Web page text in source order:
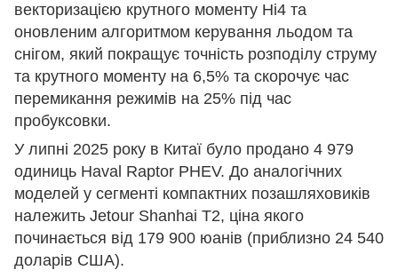
векторизацією крутного моменту Hi4 та
оновленим алгоритмом керування льодом та
снігом, який покращує точність розподілу струму
та крутного моменту на 6,5% та скорочує час
перемикання режимів на 25% під час
пробуксовки.
У липні 2025 року в Китаї було продано 4 979
одиниць Haval Raptor PHEV. До аналогічних
моделей у сегменті компактних позашляховиків
належить Jetour Shanhai T2, ціна якого
починається від 179 900 юанів (приблизно 24 540
доларів США).